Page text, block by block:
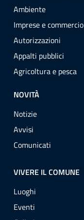
Ambiente
Imprese e commercio
Autorizzazioni
Appalti pubblici
Agricoltura e pesca
NOVITÀ
Notizie
Avvisi
Comunicati
VIVERE IL COMUNE
Luoghi
Eventi